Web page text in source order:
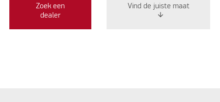
Zoek een
dealer
Vind de juiste maat